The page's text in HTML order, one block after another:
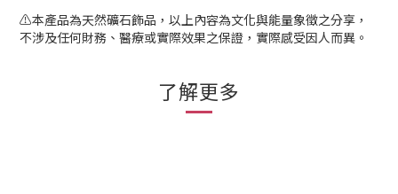
⚠️本產品為天然礦石飾品，以上內容為文化與能量象徵之分享，
不涉及任何財務、醫療或實際效果之保證，實際感受因人而異。
了解更多